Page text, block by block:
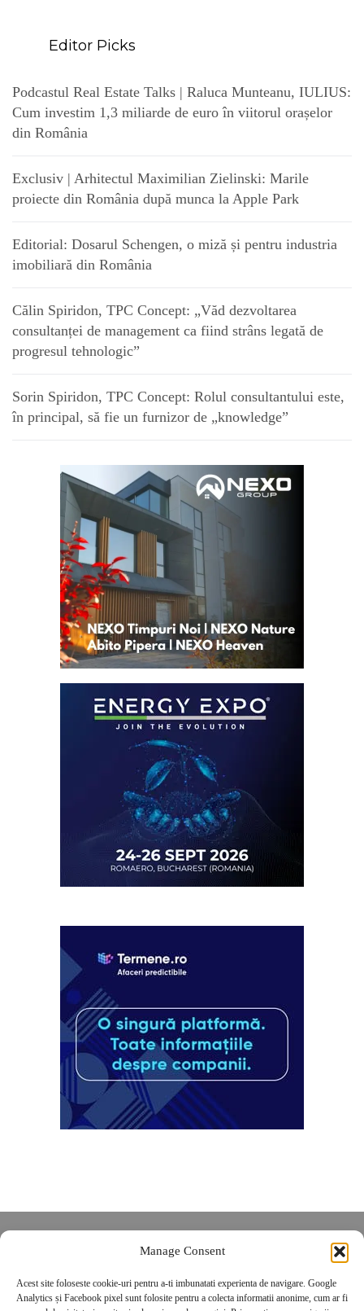
Manage Consent
Acest site foloseste cookie-uri pentru a-ti imbunatati experienta de navigare. Google
Analytics și Facebook pixel sunt folosite pentru a colecta informatii anonime, cum ar fi
Editor Picks
Podcastul Real Estate Talks | Raluca Munteanu, IULIUS:
Cum investim 1,3 miliarde de euro în viitorul orașelor
din România
Exclusiv | Arhitectul Maximilian Zielinski: Marile
proiecte din România după munca la Apple Park
Editorial: Dosarul Schengen, o miză și pentru industria
imobiliară din România
Călin Spiridon, TPC Concept: „Văd dezvoltarea
consultanței de management ca fiind strâns legată de
progresul tehnologic”
Sorin Spiridon, TPC Concept: Rolul consultantului este,
în principal, să fie un furnizor de „knowledge”
POLITICĂ DE CONFIDENȚIALITATE